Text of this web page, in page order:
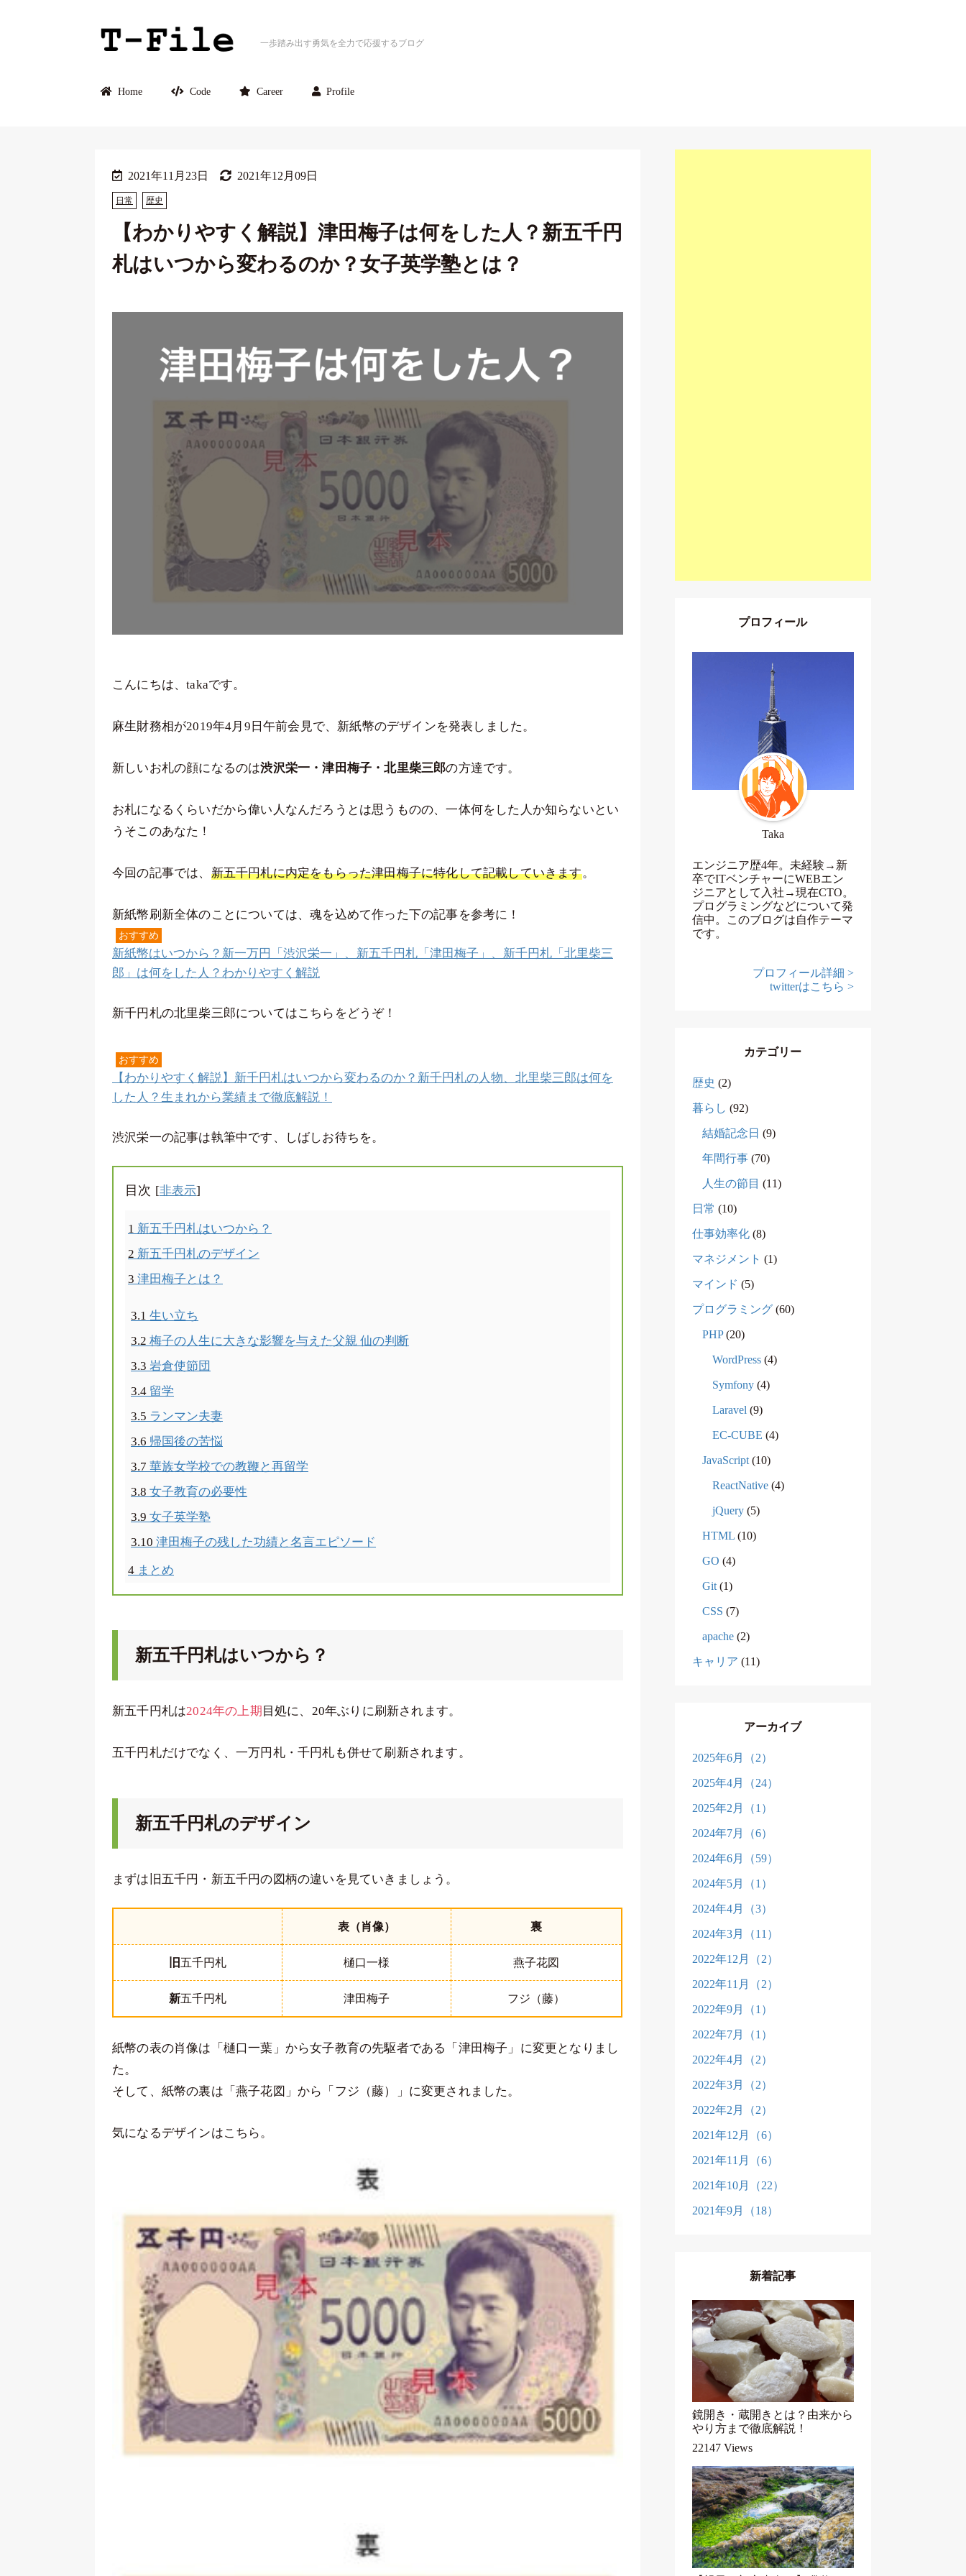
一歩踏み出す勇気を全力で応援するブログ
Home Code Career Profile
2021年11月23日 2021年12月09日
日常 歴史
【わかりやすく解説】津田梅子は何をした人？新五千円
札はいつから変わるのか？女子英学塾とは？
こんにちは、takaです。
麻生財務相が2019年4月9日午前会見で、新紙幣のデザインを発表しました。
新しいお札の顔になるのは渋沢栄一・津田梅子・北里柴三郎の方達です。
お札になるくらいだから偉い人なんだろうとは思うものの、一体何をした人か知らないとい
うそこのあなた！
今回の記事では、 新五千円札に内定をもらった津田梅子に特化して記載していきます。
新紙幣刷新全体のことについては、魂を込めて作った下の記事を参考に！
おすすめ
新紙幣はいつから？新一万円「渋沢栄一」、新五千円札「津田梅子」、新千円札「北里柴三
郎」は何をした人？わかりやすく解説
新千円札の北里柴三郎についてはこちらをどうぞ！
おすすめ
【わかりやすく解説】新千円札はいつから変わるのか？新千円札の人物、北里柴三郎は何を
した人？生まれから業績まで徹底解説！
渋沢栄一の記事は執筆中です、しばしお待ちを。
目次 [非表示]
1 新五千円札はいつから？
2 新五千円札のデザイン
3 津田梅子とは？
3.1 生い立ち
3.2 梅子の人生に大きな影響を与えた父親 仙の判断
3.3 岩倉使節団
3.4 留学
3.5 ランマン夫妻
3.6 帰国後の苦悩
3.7 華族女学校での教鞭と再留学
3.8 女子教育の必要性
3.9 女子英学塾
3.10 津田梅子の残した功績と名言エピソード
4 まとめ
新五千円札はいつから？
新五千円札は2024年の上期 目処に、20年ぶりに刷新されます。
五千円札だけでなく、一万円札・千円札も併せて刷新されます。
新五千円札のデザイン
まずは旧五千円・新五千円の図柄の違いを見ていきましょう。
表（肖像） 裏
旧 五千円札 樋口一様 燕子花図
新五千円札 津田梅子 フジ（藤）
紙幣の表の肖像は「樋口一葉」から女子教育の先駆者である「津田梅子」に変更となりまし
た。
そして、紙幣の裏は「燕子花図」から「フジ（藤）」に変更されました。
気になるデザインはこちら。
プロフィール
Taka
エンジニア歴4年。未経験→新
卒でITベンチャーにWEBエン
ジニアとして入社→現在CTO。
プログラミングなどについて発
信中。このブログは自作テーマ
です。
プロフィール詳細 >
twitterはこちら >
カテゴリー
歴史 (2)
暮らし (92)
結婚記念日 (9)
年間行事(70)
人生の節目 (11)
日常 (10)
仕事効率化(8)
マネジメント (1)
マインド (5)
プログラミング(60)
PHP(20)
WordPress(4)
Symfony(4)
Laravel (9)
EC-CUBE (4)
JavaScript(10)
ReactNative(4)
jQuery(5)
HTML(10)
GO (4)
Git(1)
CSS (7)
apache(2)
キャリア (11)
アーカイブ
2025年6月（2）
2025年4月（24）
2025年2月（1）
2024年7月（6）
2024年6月（59）
2024年5月（1）
2024年4月（3）
2024年3月（11）
2022年12月（2）
2022年11月（2）
2022年9月（1）
2022年7月（1）
2022年4月（2）
2022年3月（2）
2022年2月（2）
2021年12月（6）
2021年11月（6）
2021年10月（22）
2021年9月（18）
新着記事
鏡開き・蔵開きとは？由来から
やり方まで徹底解説！
22147 Views